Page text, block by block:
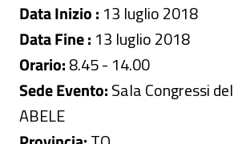
Data Inizio : 13 luglio 2018
Data Fine : 13 luglio 2018
Orario:8.45 - 14.00
Sede Evento:Sala Congressi
ABELE